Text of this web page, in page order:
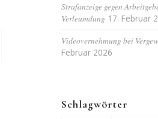
Strafanzeige gegen
Verleumdung 17. Februar
Videovernehmung bei
Februar 2026
Schlagwörter